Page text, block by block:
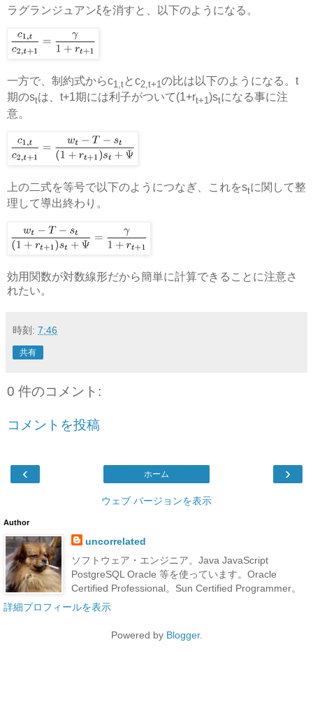
ラグランジュアンξを消すと、以下のようになる。
一方で、制約式からc1,t とc2,t+1の比は以下のようになる。t
期のstは、t+1期には利子がついて(1+rt+1)stになる事に注
意。
上の二式を等号で以下のようにつなぎ、これをstに関して整
理して導出終わり。
効用関数が対数線形だから簡単に計算できることに注意さ
れたい。
時刻: 7:46
共有
0 件のコメント:
コメントを投稿
‹ ›
ホーム
ウェブ バージョンを表示
Author
uncorrelated
ソフトウェア・エンジニア。Java JavaScript
PostgreSQL Oracle 等を使っています。Oracle
Certified Professional。Sun Certified Programmer。
詳細プロフィールを表示
Powered by Blogger.